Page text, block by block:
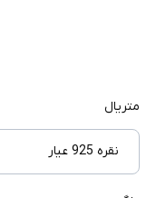
متریال
نقره 925 عیار